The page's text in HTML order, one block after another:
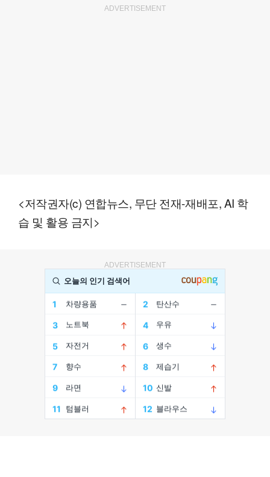
ADVERTISEMENT
<저작권자(c) 연합뉴스, 무단 전재-재배포, AI 학
습 및 활용 금지>
ADVERTISEMENT